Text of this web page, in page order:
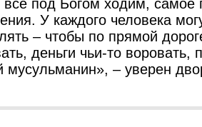
под Богом ходим, самое
У каждого человека
– чтобы по прямой
деньги чьи-то воровать,
­мусульманин», – уверен